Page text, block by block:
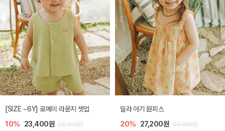
엘리오 아기 블라우스
20% 21,600원 27,000원
엘로디 니트 아기 뷔스티에
20% 21,600원 27,000원